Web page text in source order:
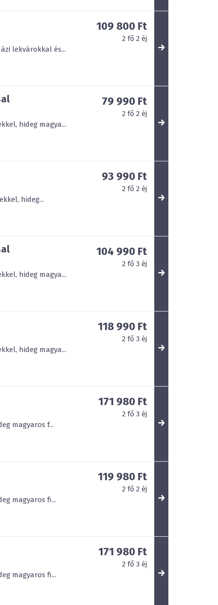
lekvárokkal és...
109 800 Ft
2 fő 2 éj
hideg magya...
79 990 Ft
2 fő 2 éj
hideg...
93 990 Ft
2 fő 2 éj
hideg magya...
104 990 Ft
2 fő 3 éj
hideg magya...
118 990 Ft
2 fő 3 éj
magyaros f...
171 980 Ft
2 fő 3 éj
magyaros fi...
119 980 Ft
2 fő 2 éj
magyaros fi...
171 980 Ft
2 fő 3 éj